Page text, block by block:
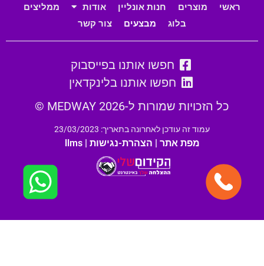
ראשי מוצרים חנות אונליין אודות
ממליצים
בלוג
מבצעים צור קשר
חפשו אותנו בפייסבוק
חפשו אותנו בלינקדאין
כל הזכויות שמורות ל-MEDWAY 2026 ©
עמוד זה עודכן לאחרונה בתאריך: 23/03/2023
מפת אתר | הצהרת-נגישות |
llms